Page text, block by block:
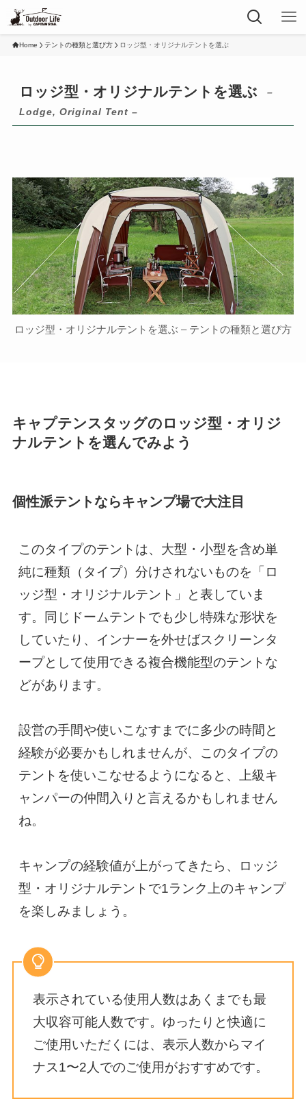
Home テントの種類と選び方 ロッジ型・オリジナルテントを選ぶ
ロッジ型・オリジナルテントを選ぶ
–
Lodge, Original Tent –
ロッジ型・オリジナルテントを選ぶ – テントの種類と選び方
キャプテンスタッグのロッジ型・オリジ
ナルテントを選んでみよう
個性派テントならキャンプ場で大注目
このタイプのテントは、大型・小型を含め単
純に種類（タイプ）分けされないものを「ロ
ッジ型・オリジナルテント」と表していま
す。同じドームテントでも少し特殊な形状を
していたり、インナーを外せばスクリーンタ
ープとして使用できる複合機能型のテントな
どがあります。
設営の手間や使いこなすまでに多少の時間と
経験が必要かもしれませんが、このタイプの
テントを使いこなせるようになると、上級キ
ャンパーの仲間入りと言えるかもしれません
ね。
キャンプの経験値が上がってきたら、ロッジ
型・オリジナルテントで1ランク上のキャンプ
を楽しみましょう。
表示されている使用人数はあくまでも最
大収容可能人数です。ゆったりと快適に
ご使用いただくには、表示人数からマイ
ナス1〜2人でのご使用がおすすめです。